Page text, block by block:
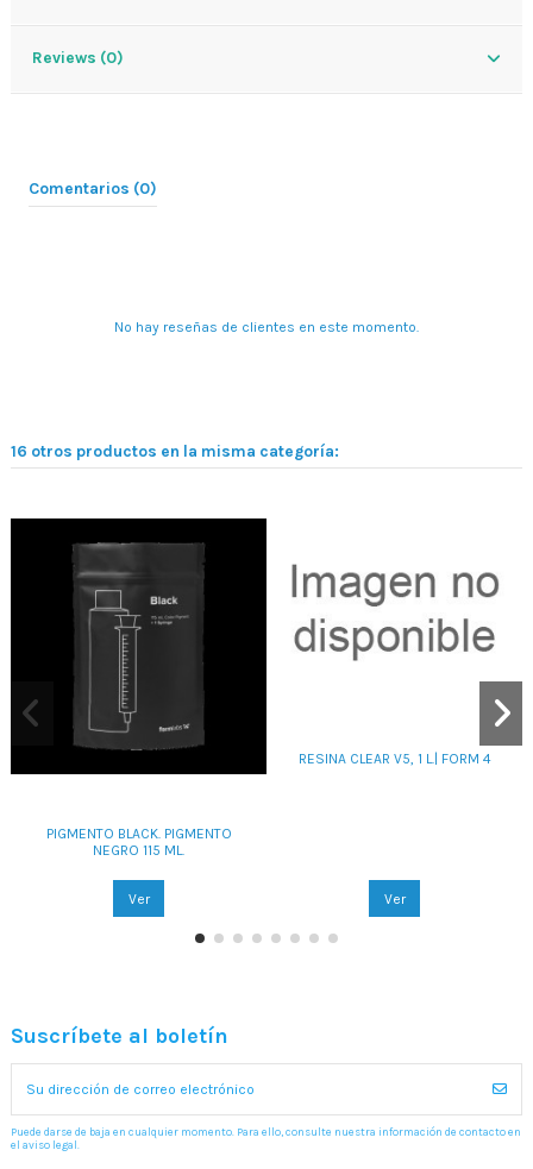
Reviews (0)
Comentarios (0)
No hay reseñas de clientes en este momento.
16 otros productos en la misma categoría:
PIGMENTO BLACK. PIGMENTO
NEGRO 115 ML.
Ver
RESINA CLEAR V5, 1 L.| FORM 4
Ver
Suscríbete al boletín
Puede darse de baja en cualquier momento. Para ello, consulte nuestra información de contacto en
el aviso legal.